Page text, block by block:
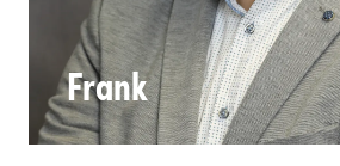
Frank